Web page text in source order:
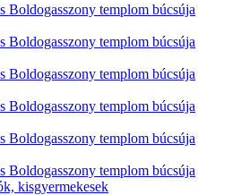
Boldogasszony templom búcsúja
Boldogasszony templom búcsúja
Boldogasszony templom búcsúja
Boldogasszony templom búcsúja
Boldogasszony templom búcsúja
Boldogasszony templom búcsúja
kisgyermekesek